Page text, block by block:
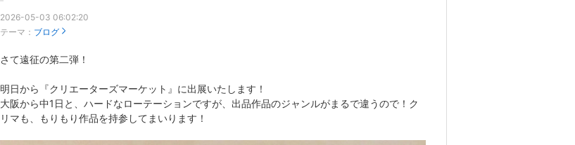
2026-05-03 06:02:20
テーマ： ブログ
さて遠征の第二弾！
明日から『クリエーターズマーケット』に出展いたします！
大阪から中1日と、ハードなローテーションですが、出品作品のジャンルがまるで違うので！ク
リマも、もりもり作品を持参してまいります！